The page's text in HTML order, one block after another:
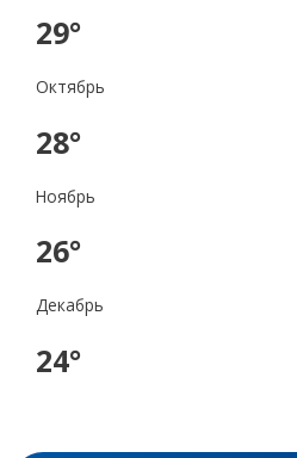
29°
Октябрь
28°
Ноябрь
26°
Декабрь
24°